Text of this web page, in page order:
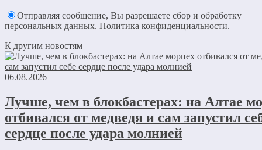
Отправляя сообщение, Вы разрешаете сбор и обработку
персональных данных. Политика конфиденциальности.
К другим новостям
06.08.2026
Лучше, чем в блокбастерах: на Алтае
отбивался от медведя и сам запустил
сердце после удара молнией